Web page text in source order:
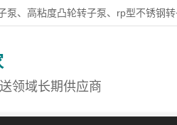
泵、高粘度凸轮转子泵、rp型不锈钢
领域长期供应商